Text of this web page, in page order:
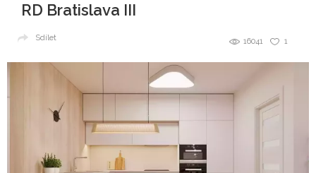
RD Bratislava III
1
16041
Sdílet